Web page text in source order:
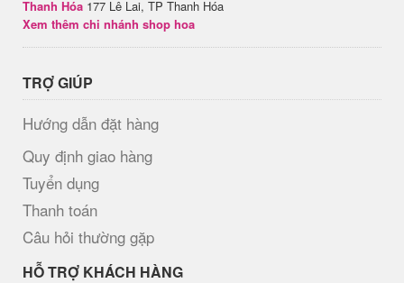
Thanh Hóa 177 Lê Lai, TP Thanh Hóa
Xem thêm chi nhánh shop hoa
TRỢ GIÚP
Hướng dẫn đặt hàng
Quy định giao hàng
Tuyển dụng
Thanh toán
Câu hỏi thường gặp
HỖ TRỢ KHÁCH HÀNG